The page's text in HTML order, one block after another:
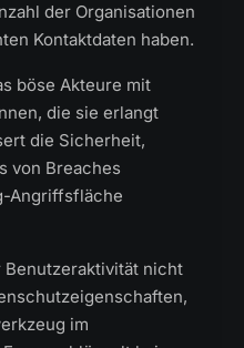
der Organisationen
Kontaktdaten haben.
böse Akteure mit
die sie erlangt
die Sicherheit,
von Breaches
Angriffsfläche
Benutzeraktivität nicht
im